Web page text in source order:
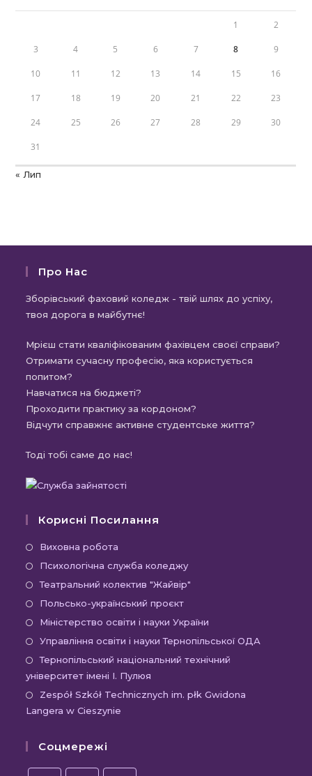
1 2
3 4 5 6 7 8 9
10 11 12 13 14 15 16
17 18 19 20 21 22 23
24 25 26 27 28 29 30
31
« Лип
Про Нас
Зборівський фаховий коледж - твій шлях до успіху,
твоя дорога в майбутнє!
Мрієш стати кваліфікованим фахівцем своєї справи?
Отримати сучасну професію, яка користується
попитом?
Навчатися на бюджеті?
Проходити практику за кордоном?
Відчути справжнє активне студентське життя?
Тоді тобі саме до нас!
Корисні Посилання
Виховна робота
Психологічна служба коледжу
Театральний колектив "Жайвір"
Польсько-український проєкт
Міністерство освіти і науки України
Управління освіти і науки Тернопільської ОДА
Тернопільський національний технічний
університет імені І. Пулюя
Zespół Szkół Technicznych im. płk Gwidona
Langera w Cieszynie
Соцмережі